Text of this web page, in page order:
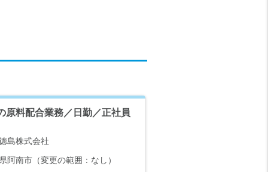
原料配合業務／日勤／正社員
島株式会社
阿南市（変更の範囲：なし）